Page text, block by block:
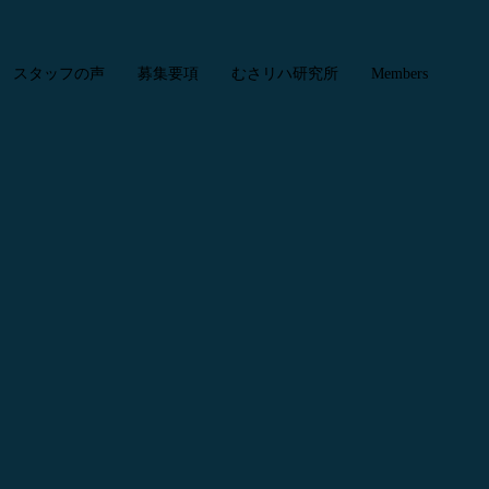
スタッフの声 募集要項 むさリハ研究所 Members